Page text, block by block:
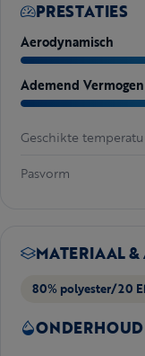
PRESTATIES
Aerodynamisch
Ademend Vermogen
Geschikte
Pasvorm
MATERIAAL
80% polyester/20
ONDERHOUD